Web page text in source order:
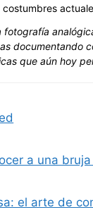
costumbres
fotografía
documentando
que aún hoy
a una
el arte de